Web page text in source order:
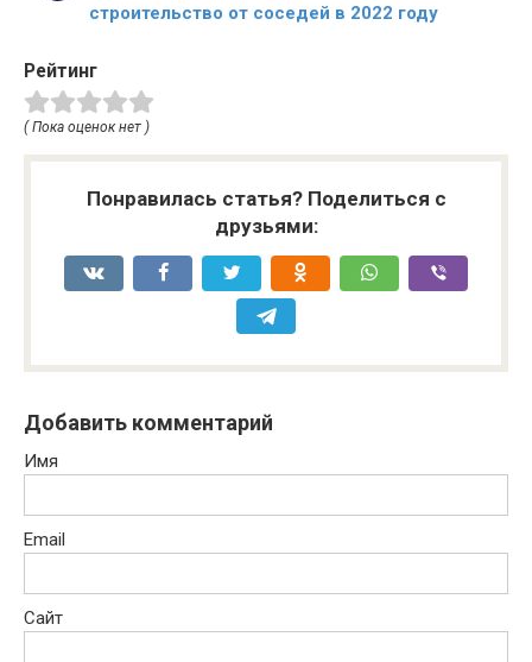
строительство от соседей в 2022 году
Рейтинг
( Пока оценок нет )
Понравилась статья? Поделиться с
друзьями:
Добавить комментарий
Имя
Email
Сайт